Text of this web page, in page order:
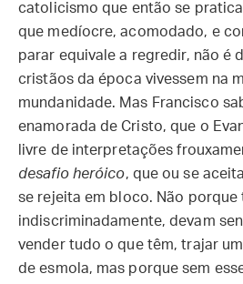
catolicismo que então se
que medíocre, acomodado, e
parar equivale a regredir, não é
cristãos da época vivessem na
mundanidade. Mas Francisco
enamorada de Cristo, que o
livre de interpretações
desafio heróico, que ou se
se rejeita em bloco. Não
indiscriminadamente, devam
vender tudo o que têm, trajar
de esmola, mas porque sem